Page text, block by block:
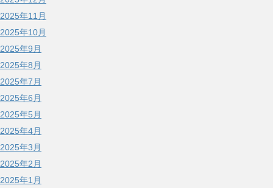
2025年11月
2025年10月
2025年9月
2025年8月
2025年7月
2025年6月
2025年5月
2025年4月
2025年3月
2025年2月
2025年1月